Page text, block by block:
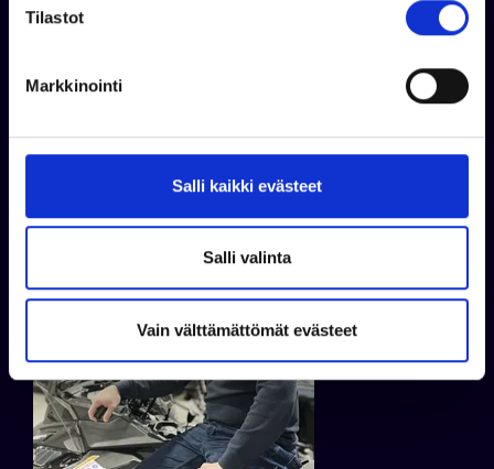
Tilastot
Markkinointi
Salli kaikki evästeet
Salli valinta
Vain välttämättömät evästeet